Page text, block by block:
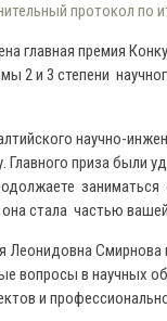
протокол по
главная премия
2 и 3 степени
научно-
приза
стала частью
вопросы в
и